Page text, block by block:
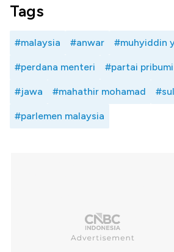
Tags
#malaysia #anwar #muhyiddin
#perdana menteri #partai
#jawa #mahathir mohamad
#parlemen malaysia